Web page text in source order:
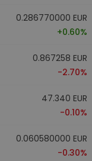
0.286770000 EUR
+0.60%
0.867258 EUR
-2.70%
47.340 EUR
-0.10%
0.060580000 EUR
-0.30%